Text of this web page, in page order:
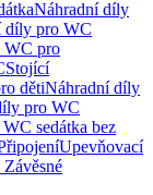
Náhradní díly
díly pro WC
WC pro
Stojící
dětiNáhradní díly
pro WC
sedátka bez
Upevňovací